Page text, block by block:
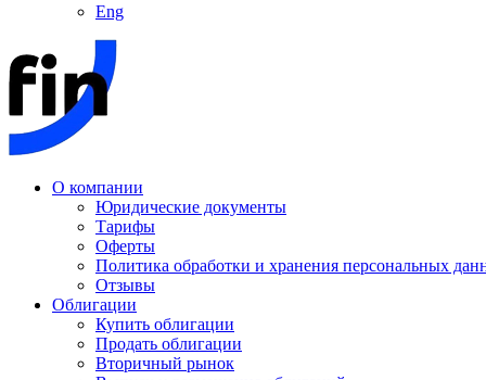
Eng
О компании
Юридические документы
Тарифы
Оферты
Политика обработки и хранения персональных
Отзывы
Облигации
Купить облигации
Продать облигации
Вторичный рынок